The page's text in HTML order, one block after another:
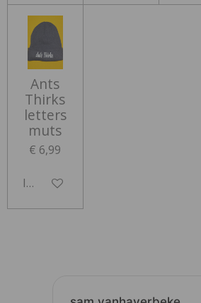
Ants
Thirks
letters
muts
€ 6,99
In winkelwagen